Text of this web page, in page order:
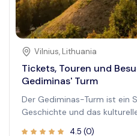
Vilnius, Lithuania
Tickets, Touren und
Gediminas' Turm
Der Gediminas-Turm ist ein
Geschichte und das
4.5 (0)